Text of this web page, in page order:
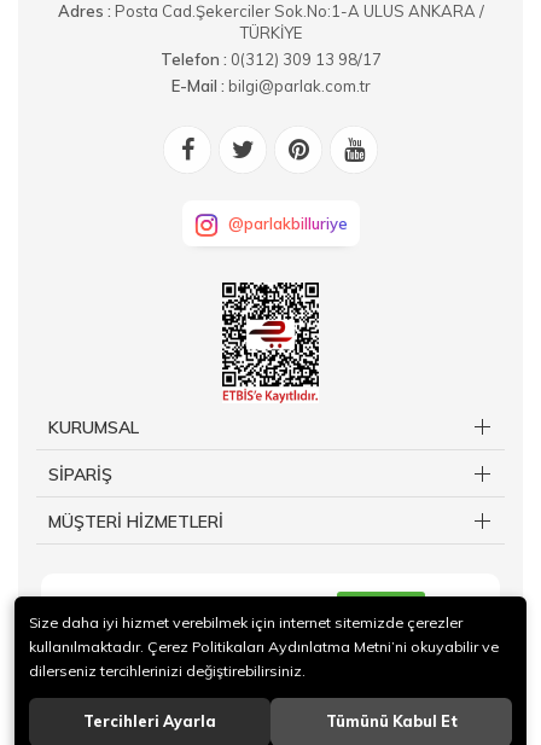
Adres : Posta Cad.Şekerciler Sok.No:1-A ULUS ANKARA /
TÜRKİYE
Telefon : 0(312) 309 13 98/17
E-Mail : bilgi@parlak.com.tr
@parlakbilluriye
KURUMSAL
SİPARİŞ
MÜŞTERİ HİZMETLERİ
Size daha iyi hizmet verebilmek için internet sitemizde çerezler
kullanılmaktadır. Çerez Politikaları Aydınlatma Metni’ni okuyabilir ve
dilerseniz tercihlerinizi değiştirebilirsiniz.
Tercihleri Ayarla Tümünü Kabul Et